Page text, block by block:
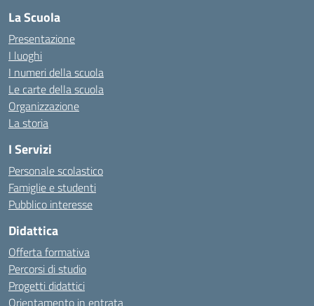
La Scuola
Presentazione
I luoghi
I numeri della scuola
Le carte della scuola
Organizzazione
La storia
I Servizi
Personale scolastico
Famiglie e studenti
Pubblico interesse
Didattica
Offerta formativa
Percorsi di studio
Progetti didattici
Orientamento in entrata